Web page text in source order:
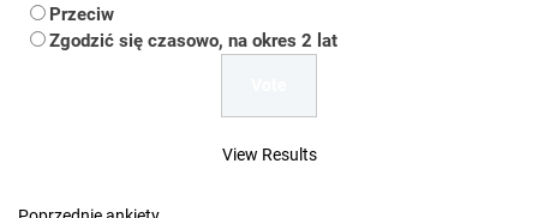
Przeciw
Zgodzić się czasowo, na okres 2 lat
View Results